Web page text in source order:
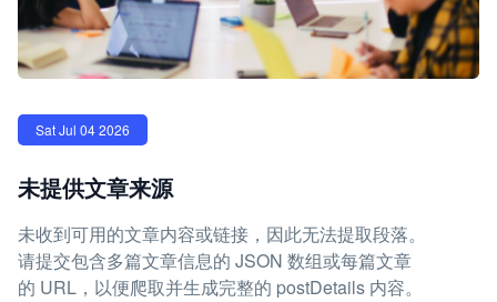
Sat Jul 04 2026
未提供文章来源
未收到可用的文章内容或链接，因此无法提取段落。
请提交包含多篇文章信息的 JSON 数组或每篇文章
的 URL，以便爬取并生成完整的 postDetails 内容。